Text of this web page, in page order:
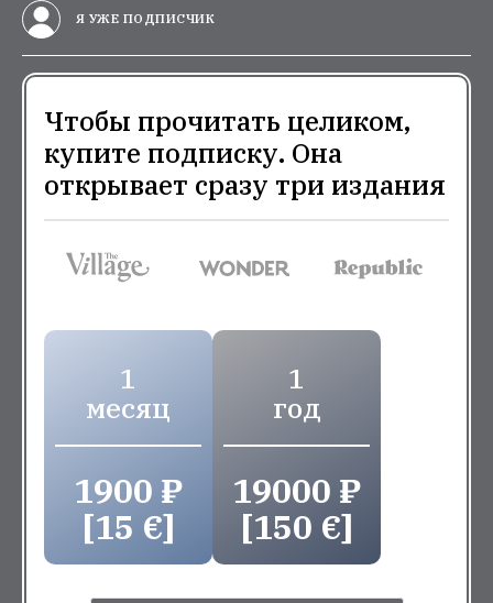
Я УЖЕ ПОДПИСЧИК
Чтобы прочитать целиком,
купите подписку. Она
открывает сразу три издания
1
месяц
1900 ₽
[15 €]
1
год
19000 ₽
[150 €]